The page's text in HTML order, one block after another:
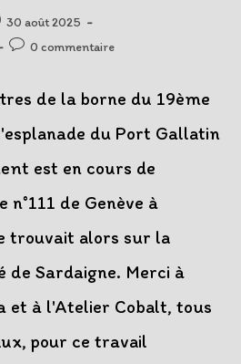
30 août 2025
Post0 commentaire
de la borne du 19ème
du Port Gallatin
est en cours de
de Genève à
trouvait alors sur la
Sardaigne. Merci à
et à l'Atelier Cobalt, tous
pour ce travail